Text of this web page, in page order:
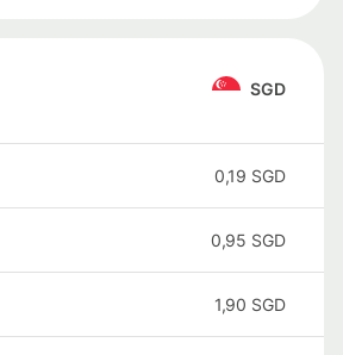
SGD
0,19 SGD
0,95 SGD
1,90 SGD